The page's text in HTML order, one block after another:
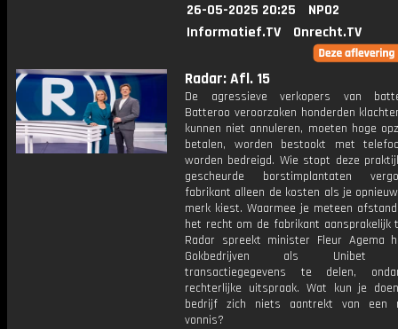
26-05-2025 20:25
NPO2
Informatief.TV
Onrecht.TV
Radar: Afl. 15
De agressieve verkopers van
Batteroo veroorzaken honderden
kunnen niet annuleren, moeten hoge
betalen, worden bestookt met
worden bedreigd. Wie stopt deze
gescheurde borstimplantaten
fabrikant alleen de kosten als je
merk kiest. Waarmee je meteen
het recht om de fabrikant aansprakelijk
Radar spreekt minister Fleur Agema
Gokbedrijven als Unibet
transactiegegevens te delen,
rechterlijke uitspraak. Wat kun je
bedrijf zich niets aantrekt van een
vonnis?